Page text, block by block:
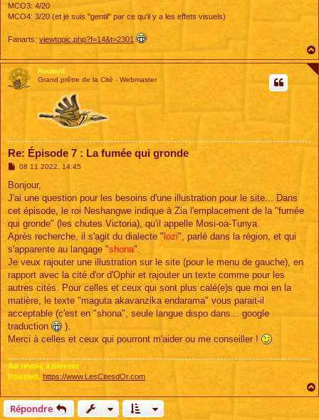
MCO3: 4/20
MCO4: 3/20 (et je suis "gentil" par ce qu'il y a les effets visuels)
Fanarts: viewtopic.php?f=14&t=2301
Routard
Grand prêtre de la Cité - Webmaster
Re: Épisode 7 : La fumée qui gronde
M
s
a
g
08 11 2022, 14:45
Bonjour,
J'ai une question pour les besoins d'une illustration pour le site... Dans
cet épisode, le roi Neshangwe indique à Zia l'emplacement de la "fumée
qui gronde" (les chutes Victoria), qu'il appelle Mosi-oa-Tunya.
Après recherche, il s'agit du dialecte " lozi", parlé dans la région, et qui
s'apparente au langage "shona".
Je veux rajouter une illustration sur le site (pour le menu de gauche), en
rapport avec la cité d'or d'Ophir et rajouter un texte comme pour les
autres cités. Pour celles et ceux qui sont plus calé(e)s que moi en la
matière, le texte "maguta akavanzika endarama" vous parait-il
acceptable (c'est en "shona", seule langue dispo dans... google
traduction
).
Merci à celles et ceux qui pourront m'aider ou me conseiller !
Au revoir, à bientôt
Routard, https://www.LesCitesdOr.com
Répondre